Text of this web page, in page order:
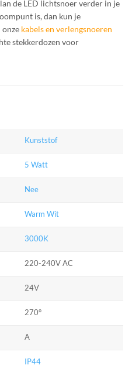
de LED lichtsnoer verder in je
is, dan kun je
onze kabels en verlengsnoeren
stekkerdozen voor
Kunststof
5 Watt
Nee
Warm Wit
3000K
220-240V AC
24V
270°
A
IP44